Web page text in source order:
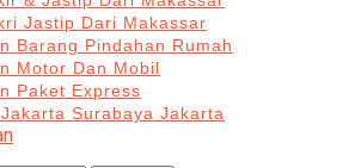
Jastip Dari Makassar
Barang Pindahan Rumah
Motor Dan Mobil
Paket Express
Surabaya Jakarta